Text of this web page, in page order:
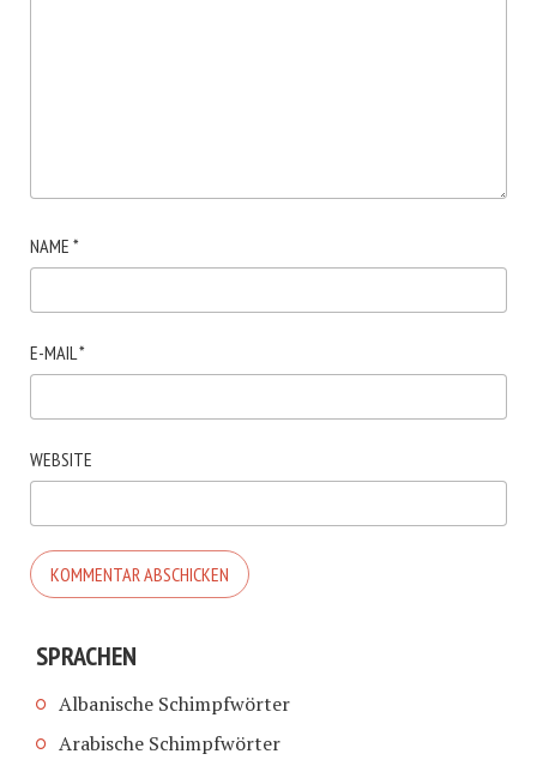
NAME *
E-MAIL*
WEBSITE
SPRACHEN
Albanische Schimpfwörter
Arabische Schimpfwörter